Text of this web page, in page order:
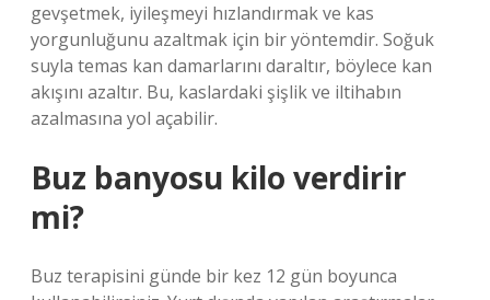
gevşetmek, iyileşmeyi hızlandırmak ve kas
yorgunluğunu azaltmak için bir yöntemdir. Soğuk
suyla temas kan damarlarını daraltır, böylece kan
akışını azaltır. Bu, kaslardaki şişlik ve iltihabın
azalmasına yol açabilir.
Buz banyosu kilo verdirir
mi?
Buz terapisini günde bir kez 12 gün boyunca